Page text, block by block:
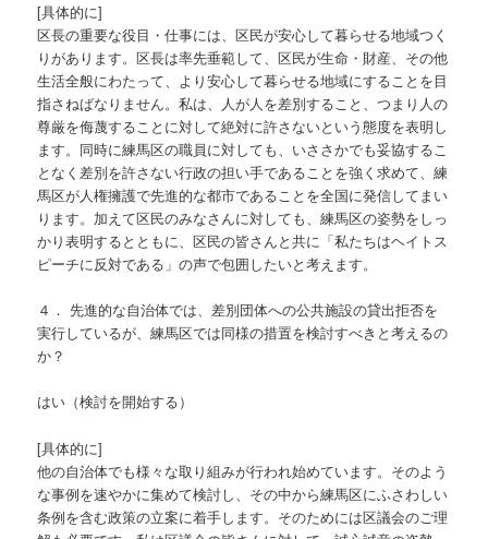
[具体的に]
区長の重要な役目・仕事には、区民が安心して暮らせる地域つく
りがあります。区長は率先垂範して、区民が生命・財産、その他
生活全般にわたって、より安心して暮らせる地域にすることを目
指さねばなりません。私は、人が人を差別すること、つまり人の
尊厳を侮蔑することに対して絶対に許さないという態度を表明し
ます。同時に練馬区の職員に対しても、いささかでも妥協するこ
となく差別を許さない行政の担い手であることを強く求めて、練
馬区が人権擁護で先進的な都市であることを全国に発信してまい
ります。加えて区民のみなさんに対しても、練馬区の姿勢をしっ
かり表明するとともに、区民の皆さんと共に「私たちはヘイトス
ピーチに反対である」の声で包囲したいと考えます。
４． 先進的な自治体では、差別団体への公共施設の貸出拒否を
実行しているが、練馬区では同様の措置を検討すべきと考えるの
か？
はい（検討を開始する）
[具体的に]
他の自治体でも様々な取り組みが行われ始めています。そのよう
な事例を速やかに集めて検討し、その中から練馬区にふさわしい
条例を含む政策の立案に着手します。そのためには区議会のご理